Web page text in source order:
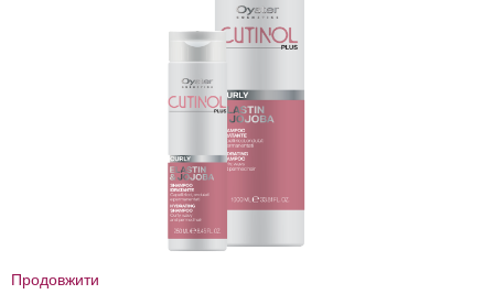
Продовжити